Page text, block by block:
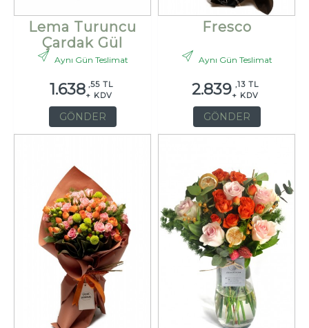
Lema Turuncu
Çardak Gül
Aynı Gün Teslimat
1.638 ,55 TL
+ KDV
GÖNDER
Fresco
Aynı Gün Teslimat
2.839 ,13 TL
+ KDV
GÖNDER